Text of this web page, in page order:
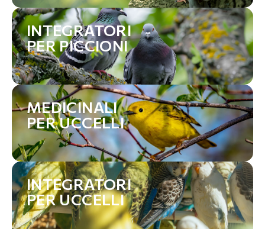
INTEGRATORI
PER PICCIONI
MEDICINALI
PER UCCELLI
INTEGRATORI
PER UCCELLI